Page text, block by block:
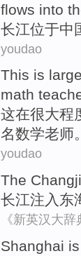
flows into
长江位于中
youdao
This is
math
这在很大程
名数学老师。
youdao
The
长江注入 东
《新英汉大辞
Shanghai is